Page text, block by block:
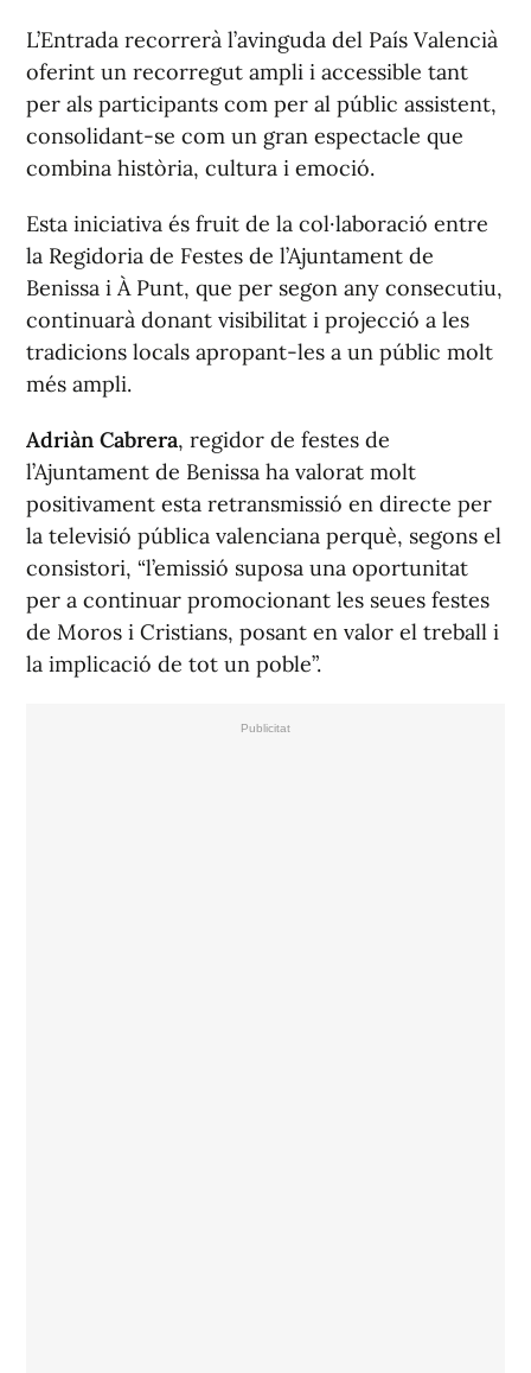
L’Entrada recorrerà l’avinguda del País Valencià
oferint un recorregut ampli i accessible tant
per als participants com per al públic assistent,
consolidant-se com un gran espectacle que
combina història, cultura i emoció.
Esta iniciativa és fruit de la col·laboració entre
la Regidoria de Festes de l’Ajuntament de
Benissa i À Punt, que per segon any consecutiu,
continuarà donant visibilitat i projecció a les
tradicions locals apropant-les a un públic molt
més ampli.
Adriàn Cabrera, regidor de festes de
l’Ajuntament de Benissa ha valorat molt
positivament esta retransmissió en directe per
la televisió pública valenciana perquè, segons el
consistori, “l’emissió suposa una oportunitat
per a continuar promocionant les seues festes
de Moros i Cristians, posant en valor el treball i
la implicació de tot un poble”.